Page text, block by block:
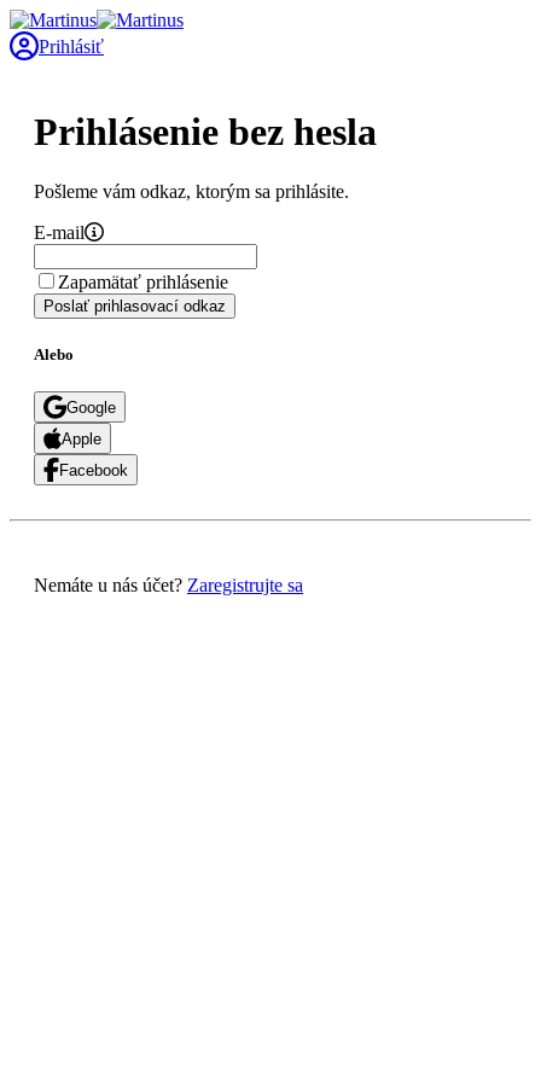
Prihlásiť
Prihlásenie bez hesla
Pošleme vám odkaz, ktorým sa prihlásite.
E-mail
Zapamätať prihlásenie
Poslať prihlasovací odkaz
Alebo
Google
Apple
Facebook
Nemáte u nás účet? Zaregistrujte sa